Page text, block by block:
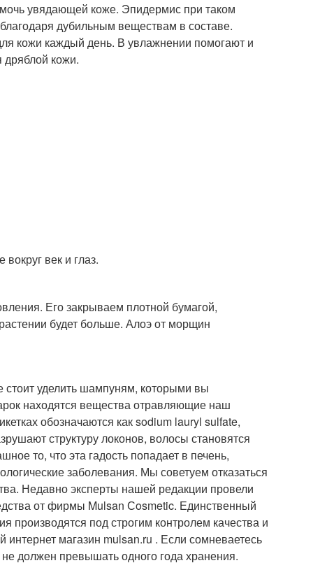
увядающей коже. Эпидермис при таком
дубильным веществам в составе.
кожи каждый день. В увлажнении помогают и
дряблой кожи.
век и глаз.
Его закрываем плотной бумагой,
будет больше. Алоэ от морщин
стоит уделить шампуням, которыми вы
находятся вещества отравляющие наш
обозначаются как sodium lauryl sulfate,
структуру локонов, волосы становятся
то, что эта гадость попадает в печень,
заболевания. Мы советуем отказаться
Недавно эксперты нашей редакции провели
от фирмы Mulsan Сosmetic. Единственный
производятся под строгим контролем качества и
магазин mulsan.ru . Если сомневаетесь
должен превышать одного года хранения.